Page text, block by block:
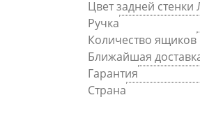
Цвет задней
Ручка
Количество ящиков
Ближайшая
Гарантия
Страна